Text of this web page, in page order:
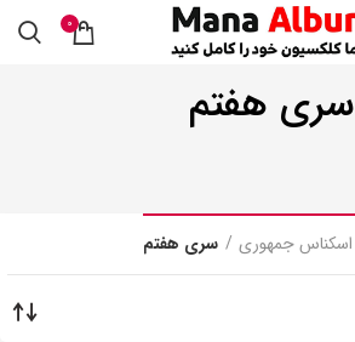
0
سری هفتم
اسکناس جمهوری سری هفتم